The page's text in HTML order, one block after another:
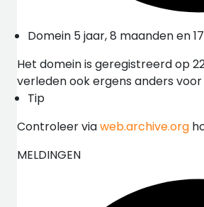
Domein 5 jaar, 8 maanden en
Het domein is geregistreerd op
verleden ook ergens anders voor
Tip
Controleer viaweb.archive.org
MELDINGEN